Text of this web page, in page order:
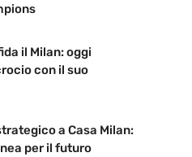
il Milan: oggi
con il suo
a Casa Milan:
per il futuro